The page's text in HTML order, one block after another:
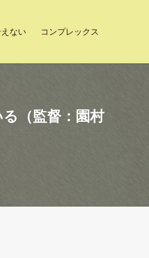
ない コンプレックス
（監督：園村